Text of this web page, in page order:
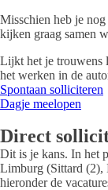
Misschien heb je
kijken graag samen
Lijkt het je trouwens
het werken in de
Spontaan solliciteren
Dagje meelopen
Direct
Dit is je kans. In het
Limburg (Sittard (2),
hieronder de